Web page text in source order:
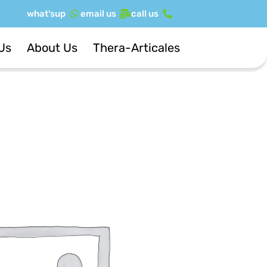
לתוכן
call us
email us
what'sup
Thera-Articales
About Us